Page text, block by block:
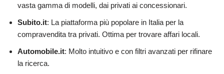
vasta gamma di modelli, dai privati ai concessionari.
Subito.it: La piattaforma più popolare in Italia per la
compravendita tra privati. Ottima per trovare affari locali.
Automobile.it: Molto intuitivo e con filtri avanzati per rifinare
la ricerca.